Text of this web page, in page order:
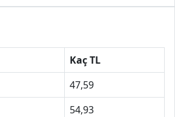
Kaç TL
47,59
54,93